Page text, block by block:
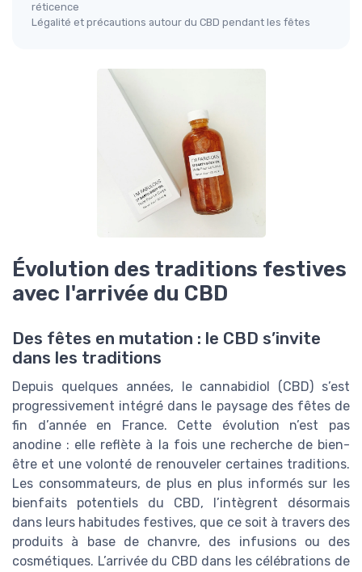
réticence
Légalité et précautions autour du CBD pendant les fêtes
Évolution des traditions festives
avec l'arrivée du CBD
Des fêtes en mutation : le CBD s’invite
dans les traditions
Depuis quelques années, le cannabidiol (CBD) s’est
progressivement intégré dans le paysage des fêtes de
fin d’année en France. Cette évolution n’est pas
anodine : elle reflète à la fois une recherche de bien-
être et une volonté de renouveler certaines traditions.
Les consommateurs, de plus en plus informés sur les
bienfaits potentiels du CBD, l’intègrent désormais
dans leurs habitudes festives, que ce soit à travers des
produits à base de chanvre, des infusions ou des
cosmétiques. L’arrivée du CBD dans les célébrations de